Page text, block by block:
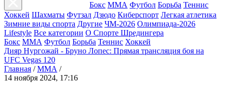
Бокс ММА Футбол Борьба Теннис
Хоккей Шахматы Футзал Дзюдо Киберспорт Легкая атлетика
Зимние виды спорта Другие ЧМ-2026 Олимпиада-2026
Lifestyle Все категории О Спорте Шредингера
Бокс ММА Футбол Борьба Теннис Хоккей
Дияр Нургожай - Бруно Лопес: Прямая трансляция боя на
UFC Vegas 120
Главная / ММА /
14 ноября 2024, 17:16